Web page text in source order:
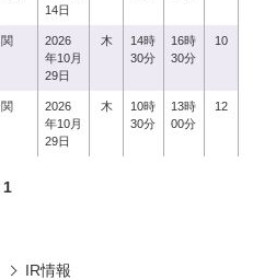
14日
関
2026
年10月
29日
木
14時
30分
16時
30分
10
関
2026
年10月
29日
木
10時
30分
13時
00分
12
1
IR情報